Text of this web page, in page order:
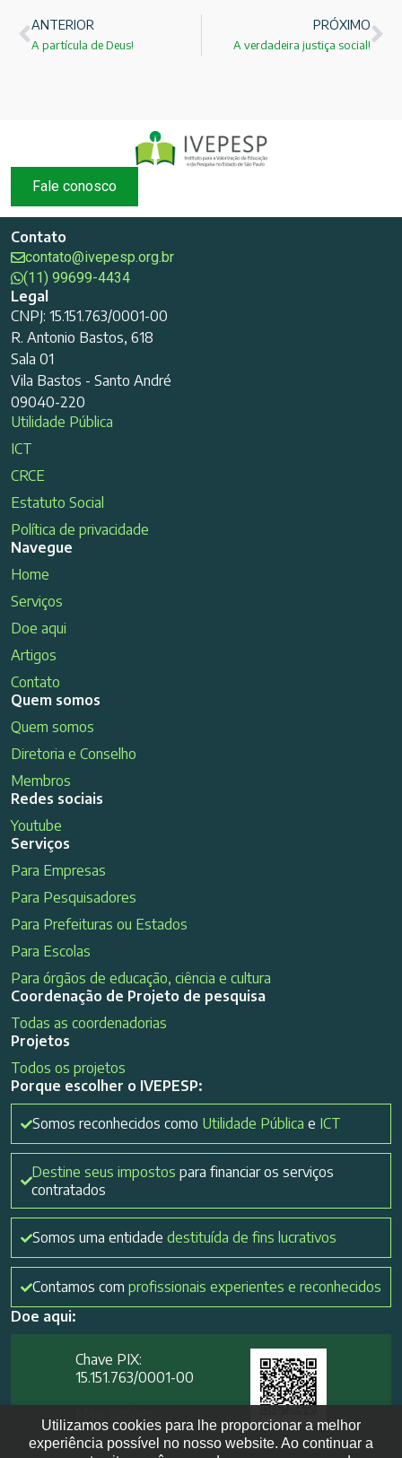
ANTERIOR
A partícula de Deus!
PRÓXIMO
A verdadeira justiça social!
Fale conosco
Contato
contato@ivepesp.org.br
(11) 99699-4434
Legal
CNPJ: 15.151.763/0001-00
R. Antonio Bastos, 618
Sala 01
Vila Bastos - Santo André
09040-220
Utilidade Pública
ICT
CRCE
Estatuto Social
Política de privacidade
Navegue
Home
Serviços
Doe aqui
Artigos
Contato
Quem somos
Quem somos
Diretoria e Conselho
Membros
Redes sociais
Youtube
Serviços
Para Empresas
Para Pesquisadores
Para Prefeituras ou Estados
Para Escolas
Para órgãos de educação, ciência e cultura
Coordenação de Projeto de pesquisa
Todas as coordenadorias
Projetos
Todos os projetos
Porque escolher o IVEPESP:
Somos reconhecidos como Utilidade Pública e ICT
Destine seus impostos para financiar os serviços
contratados
Somos uma entidade destituída de fins lucrativos
Contamos com profissionais experientes e reconhecidos
Doe aqui:
Chave PIX:
15.151.763/0001-00​
Utilizamos cookies para lhe proporcionar a melhor
experiência possível no nosso website. Ao continuar a